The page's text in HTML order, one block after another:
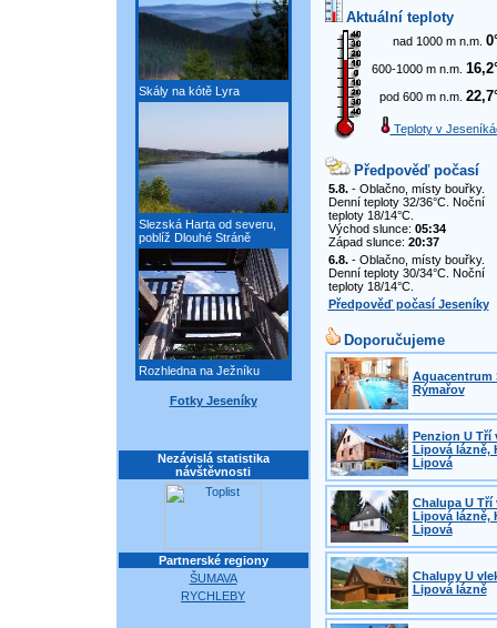
Skály na kótě Lyra
Slezská Harta od severu,
poblíž Dlouhé Stráně
Rozhledna na Ježníku
Fotky Jeseníky
Nezávislá statistika
návštěvnosti
Partnerské regiony
ŠUMAVA
RYCHLEBY
Aktuální teploty
nad 1000 m n.m.
600-1000 m n.m.
pod 600 m n.m.
Teploty v
Předpověď počasí
5.8.- Oblačno, místy bouřky.
Denní teploty 32/36°C. Noční
teploty 18/14°C.
Východ slunce: 05:34
Západ slunce: 20:37
6.8.- Oblačno, místy bouřky.
Denní teploty 30/34°C. Noční
teploty 18/14°C.
Předpověď počasí Jeseníky
Doporučujeme
Aquacentrum
Rýmařov
Penzion U Tří
Lipová lázně,
Lipová
Chalupa U Tří
Lipová lázně,
Lipová
Chalupy U
Lipová lázně